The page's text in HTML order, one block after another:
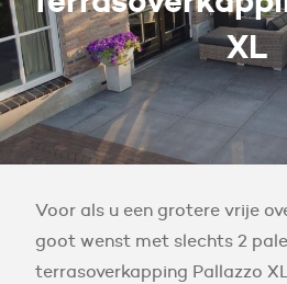
XL
Voor als u een grotere vrije
goot wenst met slechts 2
terrasoverkapping Pallazzo